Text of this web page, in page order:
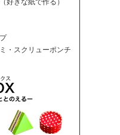
好きな紙で作る）
・スクリューポンチ